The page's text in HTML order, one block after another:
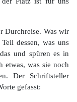
Durchreise. Was wir
dessen, was uns
und spüren es in
etwas, was sie noch
Der Schriftsteller
gefasst: